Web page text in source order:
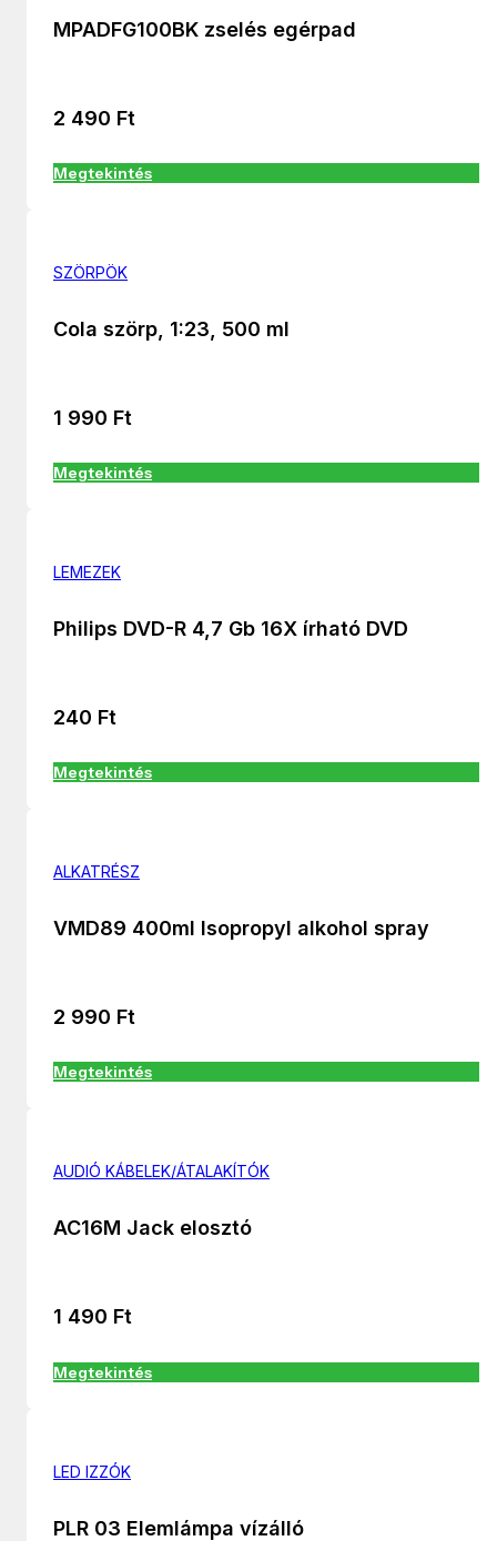
MPADFG100BK zselés egérpad
2 490 Ft
Megtekintés
SZÖRPÖK
Cola szörp, 1:23, 500 ml
1 990 Ft
Megtekintés
LEMEZEK
Philips DVD-R 4,7 Gb 16X írható DVD
240 Ft
Megtekintés
ALKATRÉSZ
VMD89 400ml Isopropyl alkohol spray
2 990 Ft
Megtekintés
AUDIÓ KÁBELEK/ÁTALAKÍTÓK
AC16M Jack elosztó
1 490 Ft
Megtekintés
LED IZZÓK
PLR 03 Elemlámpa vízálló